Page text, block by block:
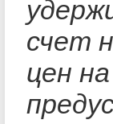
счет
цен